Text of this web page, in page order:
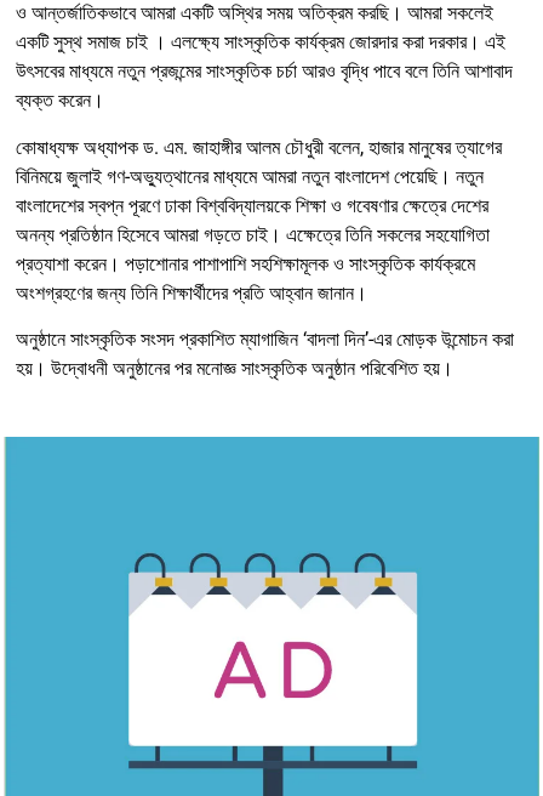
ও আন্তর্জাতিকভাবে আমরা একটি অস্থির সময় অতিক্রম করছি। আমরা সকলেই
একটি সুস্থ সমাজ চাই । এলক্ষ্যে সাংস্কৃতিক কার্যক্রম জোরদার করা দরকার। এই
উৎসবের মাধ্যমে নতুন প্রজন্মের সাংস্কৃতিক চর্চা আরও বৃদ্ধি পাবে বলে তিনি আশাবাদ
ব্যক্ত করেন।
কোষাধ্যক্ষ অধ্যাপক ড. এম. জাহাঙ্গীর আলম চৌধুরী বলেন, হাজার মানুষের ত্যাগের
বিনিময়ে জুলাই গণ-অভ্যুত্থানের মাধ্যমে আমরা নতুন বাংলাদেশ পেয়েছি। নতুন
বাংলাদেশের স্বপ্ন পূরণে ঢাকা বিশ্ববিদ্যালয়কে শিক্ষা ও গবেষণার ক্ষেত্রে দেশের
অনন্য প্রতিষ্ঠান হিসেবে আমরা গড়তে চাই। এক্ষেত্রে তিনি সকলের সহযোগিতা
প্রত্যাশা করেন। পড়াশোনার পাশাপাশি সহশিক্ষামূলক ও সাংস্কৃতিক কার্যক্রমে
অংশগ্রহণের জন্য তিনি শিক্ষার্থীদের প্রতি আহ্বান জানান।
অনুষ্ঠানে সাংস্কৃতিক সংসদ প্রকাশিত ম্যাগাজিন ‘বাদলা দিন’-এর মোড়ক উন্মোচন করা
হয়। উদ্বোধনী অনুষ্ঠানের পর মনোজ্ঞ সাংস্কৃতিক অনুষ্ঠান পরিবেশিত হয়।